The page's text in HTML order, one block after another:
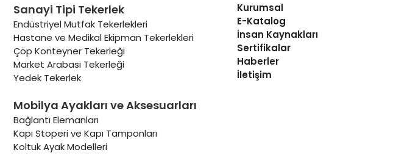
Sanayi Tipi Tekerlek
Endüstriyel Mutfak Tekerlekleri
Hastane ve Medikal Ekipman Tekerlekleri
Çöp Konteyner Tekerleği
Market Arabası Tekerleği
Yedek Tekerlek
Mobilya Ayakları ve Aksesuarları
Bağlantı Elemanları
Kapı Stoperi ve Kapı Tamponları
Koltuk Ayak Modelleri
Kurumsal
E-Katalog
İnsan Kaynakları
Sertifikalar
Haberler
İletişim